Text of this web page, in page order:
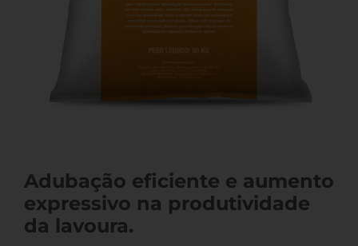
Adubação eficiente e aumento
expressivo na produtividade
da lavoura.